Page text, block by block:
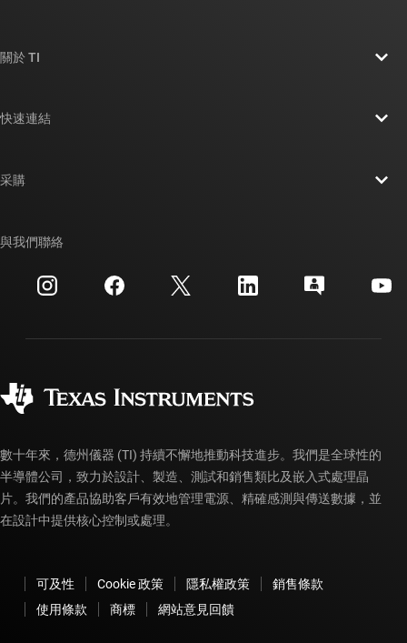
關於 TI
投資人關系
製造
快速連結
交互參考搜索
客戶支援中心
myTI 帳戶常見問題解答
采購
訂購 FAQ
與我們聯絡
數十年來，德州儀器 (TI) 持續不懈地推動科技進步。我們是全球性的
半導體公司，致力於設計、製造、測試和銷售類比及嵌入式處理晶
片。我們的產品協助客戶有效地管理電源、精確感測與傳送數據，並
在設計中提供核心控制或處理。
可及性 Cookie 政策 隱私權政策
銷售條款
使用條款
商標 網站意見回饋